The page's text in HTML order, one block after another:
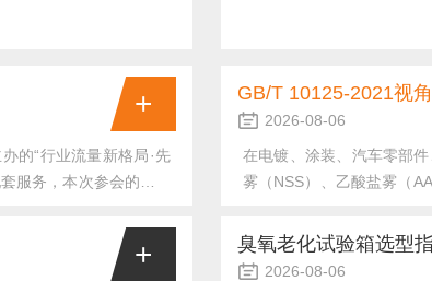
车零部件检测中心，
+
的“行业流量新格局·先
服务，本次参会的核心
析当下B2B平台深耕产
：网格化精细运营，落
+
2026-08-06
在电镀、涂装、汽车零部
雾（NSS）、乙酸盐雾（
对标国标、行标与计量校
ISO9227:2017）、GB/
臭氧老化试验箱选型
2026-08-06